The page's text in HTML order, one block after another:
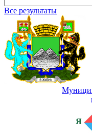
Все результаты
Я